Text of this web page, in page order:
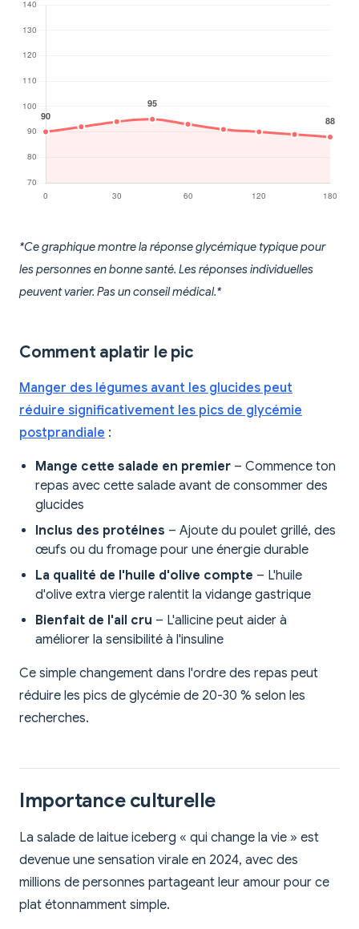
*Ce graphique montre la réponse glycémique typique pour
les personnes en bonne santé. Les réponses individuelles
peuvent varier. Pas un conseil médical.*
Comment aplatir le pic
Manger des légumes avant les glucides peut
réduire significativement les pics de glycémie
postprandiale :
Mange cette salade en premier – Commence ton
repas avec cette salade avant de consommer des
glucides
Inclus des protéines – Ajoute du poulet grillé, des
œufs ou du fromage pour une énergie durable
La qualité de l'huile d'olive compte – L'huile
d'olive extra vierge ralentit la vidange gastrique
Bienfait de l'ail cru – L'allicine peut aider à
améliorer la sensibilité à l'insuline
Ce simple changement dans l'ordre des repas peut
réduire les pics de glycémie de 20-30 % selon les
recherches.
Importance culturelle
La salade de laitue iceberg « qui change la vie » est
devenue une sensation virale en 2024, avec des
millions de personnes partageant leur amour pour ce
plat étonnamment simple.